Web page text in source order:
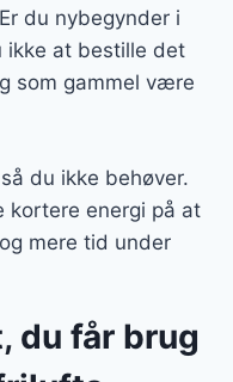
du nybegynder i
ikke at bestille det
som gammel være
du ikke behøver.
kortere energi på at
mere tid under
du får brug